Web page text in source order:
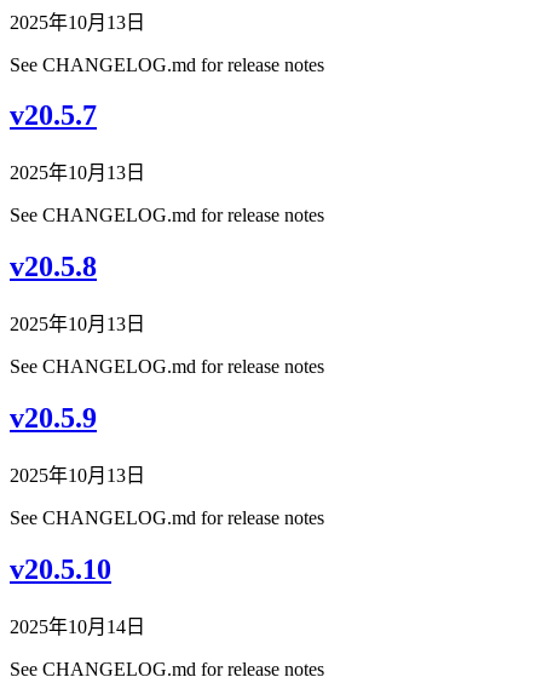
2025年10月13日
See CHANGELOG.md for release notes
v20.5.7
2025年10月13日
See CHANGELOG.md for release notes
v20.5.8
2025年10月13日
See CHANGELOG.md for release notes
v20.5.9
2025年10月13日
See CHANGELOG.md for release notes
v20.5.10
2025年10月14日
See CHANGELOG.md for release notes